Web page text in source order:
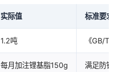
实际值 标准要求
1.2吨 《GB/T
每月加注锂基脂150g 满足防锈